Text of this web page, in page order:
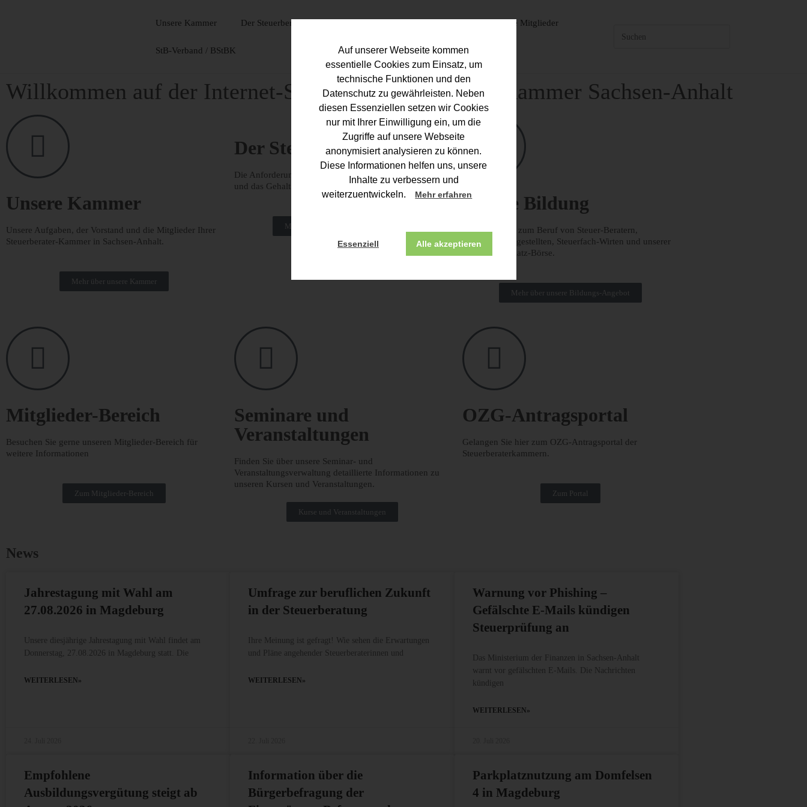
Auf unserer Webseite kommen
essentielle Cookies zum Einsatz, um
technische Funktionen und den
Datenschutz zu gewährleisten. Neben
diesen Essenziellen setzen wir Cookies
nur mit Ihrer Einwilligung ein, um die
Zugriffe auf unsere Webseite
anonymisiert analysieren zu können.
Diese Informationen helfen uns, unsere
Inhalte zu verbessern und
weiterzuentwickeln.
Mehr erfahren
Essenziell Alle akzeptieren
Unsere Kammer Der Steuerberater Unsere Mitglieder
StB-Verband / BStBK
Willkommen auf der Internet-Seite der Steuerberater-Kammer Sachsen-Anhalt
Unsere Kammer
Unsere Aufgaben, der Vorstand und die Mitglieder Ihrer
Steuerberater-Kammer in Sachsen-Anhalt.
Mehr über unsere Kammer
Der Steuer-Berater
Die Anforderungen, das Berufs-Recht, die Leistungen
und das Gehalt von Steuer-Beratern.
Mehr über den Beruf Steuer-Berater
Unsere Bildung
Informationen zum Beruf von Steuer-Beratern,
Steuerfach-Angestellten, Steuerfach-Wirten und unserer
Ausbildungsplatz-Börse.
Mehr über unsere Bildungs-Angebot
Mitglieder-Bereich
Besuchen Sie gerne unseren Mitglieder-Bereich für
weitere Informationen
Zum Mitglieder-Bereich
Seminare und
Veranstaltungen
Finden Sie über unsere Seminar- und
Veranstaltungsverwaltung detaillierte Informationen zu
unseren Kursen und Veranstaltungen.
Kurse und Veranstaltungen
OZG-Antragsportal
Gelangen Sie hier zum OZG-Antragsportal der
Steuerberaterkammern.
Zum Portal
News
Jahrestagung mit Wahl am
27.08.2026 in Magdeburg
Unsere diesjährige Jahrestagung mit Wahl findet am
Donnerstag, 27.08.2026 in Magdeburg statt. Die
WEITERLESEN»
Umfrage zur beruflichen Zukunft
in der Steuerberatung
Ihre Meinung ist gefragt! Wie sehen die Erwartungen
und Pläne angehender Steuerberaterinnen und
WEITERLESEN»
Warnung vor Phishing –
Gefälschte E-Mails kündigen
Steuerprüfung an
Das Ministerium der Finanzen in Sachsen-Anhalt
warnt vor gefälschten E-Mails. Die Nachrichten
kündigen
WEITERLESEN»
Empfohlene
Ausbildungsvergütung steigt ab
Information über die
Bürgerbefragung der
Parkplatznutzung am Domfelsen
4 in Magdeburg